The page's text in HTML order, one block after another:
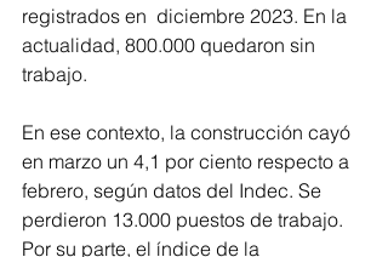
registrados en  diciembre 2023. En la
actualidad, 800.000 quedaron sin
trabajo.
En ese contexto, la construcción cayó
en marzo un 4,1 por ciento respecto a
febrero, según datos del Indec. Se
perdieron 13.000 puestos de trabajo.
Por su parte, el índice de la